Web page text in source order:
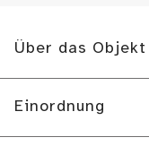
Über das Objekt
Einordnung